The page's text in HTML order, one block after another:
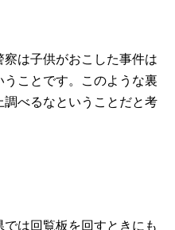
は子供がおこした事件は
ことです。このような裏
べるなということだと考
は回覧板を回すときにも